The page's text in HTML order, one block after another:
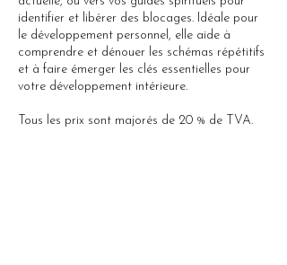
identifier et libérer des blocages. Idéale pour
le développement personnel, elle aide à
comprendre et dénouer les schémas répétitifs
et à faire émerger les clés essentielles pour
votre développement intérieure.
Tous les prix sont majorés de 20 % de TVA.